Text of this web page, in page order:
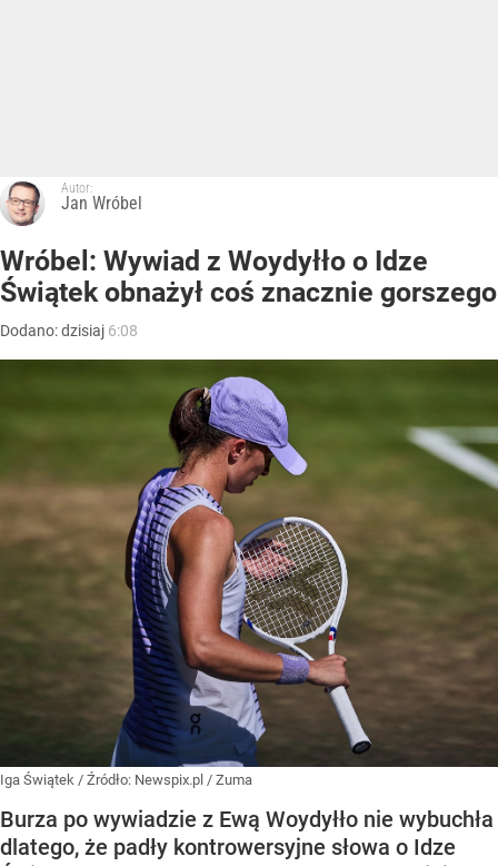
Autor:
Jan Wróbel
Wróbel: Wywiad z Woydyłło o Idze
Świątek obnażył coś znacznie gorszego
Dodano:dzisiaj 6:08
Iga Świątek / Źródło: Newspix.pl / Zuma
Burza po wywiadzie z Ewą Woydyłło nie wybuchła
dlatego, że padły kontrowersyjne słowa o Idze